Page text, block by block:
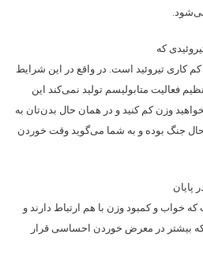
که
تیروئید است. در واقع در این شرایط
فعالیت متابولیسم تولید نمی‌کند این
وزن کم کنید و در همان حال بدن‌تان به
جنگ بوده و به شما می‌گوید وقت خوردن
پایان
خواب و کمبود وزن با هم ارتباط دارند و
بیشتر در معرض خوردن احساسی قرار